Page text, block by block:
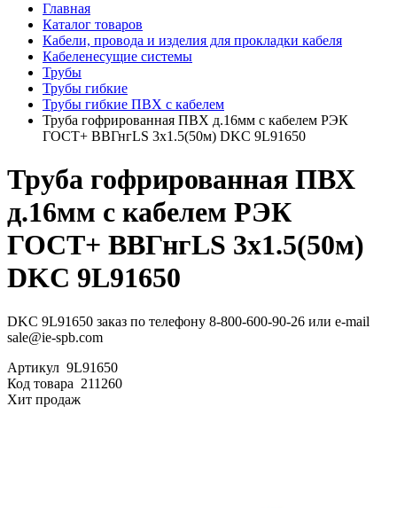
Главная
Каталог товаров
Кабели, провода и изделия для прокладки кабеля
Кабеленесущие системы
Трубы
Трубы гибкие
Трубы гибкие ПВХ с кабелем
Труба гофрированная ПВХ д.16мм с кабелем РЭК
ГОСТ+ ВВГнгLS 3х1.5(50м) DKC 9L91650
Труба гофрированная ПВХ
д.16мм с кабелем РЭК
ГОСТ+ ВВГнгLS 3х1.5(50м)
DKC 9L91650
DKC 9L91650 заказ по телефону 8-800-600-90-26 или e-mail
sale@ie-spb.com
Артикул 9L91650
Код товара 211260
Хит продаж